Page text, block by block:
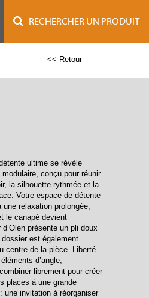
RECHERCHER UN PRODUIT
<< Retour
ultime se révèle
conçu pour réunir
la silhouette rythmée et la
Votre espace de détente
une relaxation prolongée,
le canapé devient
présente un pli doux
est également
centre de la pièce. Liberté
d’angle,
librement pour créer
places à une grande
une invitation à réorganiser